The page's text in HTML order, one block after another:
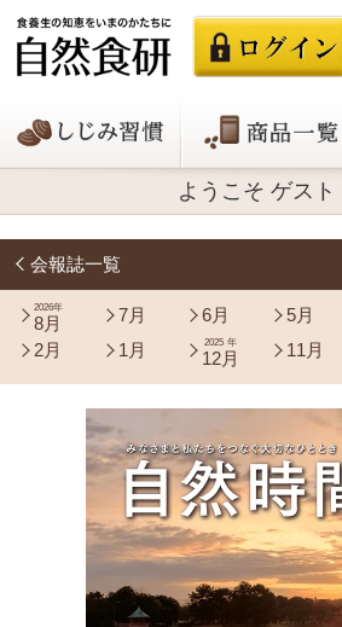
ようこそ ゲスト
会報誌一覧
8月
2026年 7月 6月 5月
2月
1月 12月
2025年 11月